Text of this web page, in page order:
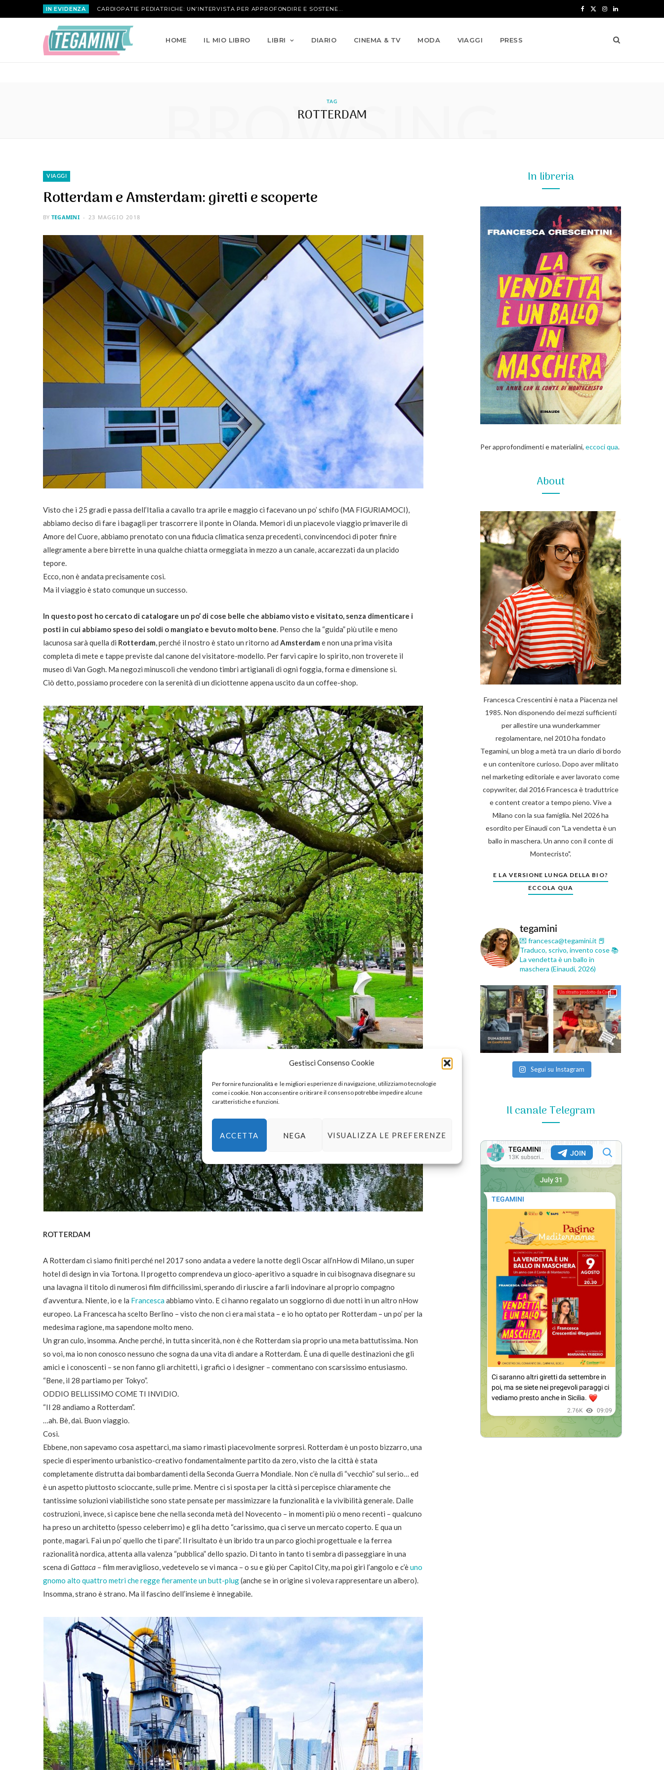
Gestisci Consenso Cookie
Per fornire funzionalità e le migliori esperienze di navigazione, utilizziamo tecnologie
come i cookie. Non acconsentire o ritirare il consenso potrebbe impedire alcune
caratteristiche e funzioni.
ACCETTA NEGA VISUALIZZA LE PREFERENZE
IN EVIDENZA MARIA ATTANASIO | LA ROSA INVERSA I L
n
HOME IL MIO LIBRO LIBRI DIARIO CINEMA & TV MODA VIAGGI PRESS
TAG
ROTTERDAM
BROWSING
VIAGGI
Rotterdam e Amsterdam: giretti e scoperte
BY TEGAMINI 23 MAGGIO 2018
Visto che i 25 gradi e passa dell’Italia a cavallo tra aprile e maggio ci facevano un po’ schifo (MA FIGURIAMOCI),
abbiamo deciso di fare i bagagli per trascorrere il ponte in Olanda. Memori di un piacevole viaggio primaverile di
Amore del Cuore, abbiamo prenotato con una fiducia climatica senza precedenti, convincendoci di poter finire
allegramente a bere birrette in una qualche chiatta ormeggiata in mezzo a un canale, accarezzati da un placido
tepore.
Ecco, non è andata precisamente così.
Ma il viaggio è stato comunque un successo.
In questo post ho cercato di catalogare un po’ di cose belle che abbiamo visto e visitato, senza dimenticare i
posti in cui abbiamo speso dei soldi o mangiato e bevuto molto bene. Penso che la “guida” più utile e meno
lacunosa sarà quella di Rotterdam, perché il nostro è stato un ritorno ad Amsterdam e non una prima visita
completa di mete e tappe previste dal canone del visitatore-modello. Per farvi capire lo spirito, non troverete il
museo di Van Gogh. Ma negozi minuscoli che vendono timbri artigianali di ogni foggia, forma e dimensione sì.
Ciò detto, possiamo procedere con la serenità di un diciottenne appena uscito da un coffee-shop.
ROTTERDAM
A Rotterdam ci siamo finiti perché nel 2017 sono andata a vedere la notte degli Oscar all’nHow di Milano, un super
hotel di design in via Tortona. Il progetto comprendeva un gioco-aperitivo a squadre in cui bisognava disegnare su
una lavagna il titolo di numerosi film difficilissimi, sperando di riuscire a farli indovinare al proprio compagno
d’avventura. Niente, io e la Francescaabbiamo vinto. E ci hanno regalato un soggiorno di due notti in un altro nHow
europeo. La Francesca ha scelto Berlino – visto che non ci era mai stata – e io ho optato per Rotterdam – un po’ per la
medesima ragione, ma sapendone molto meno.
Un gran culo, insomma. Anche perché, in tutta sincerità, non è che Rotterdam sia proprio una meta battutissima. Non
so voi, ma io non conosco nessuno che sogna da una vita di andare a Rotterdam. È una di quelle destinazioni che gli
amici e i conoscenti – se non fanno gli architetti, i grafici o i designer – commentano con scarsissimo entusiasmo.
“Bene, il 28 partiamo per Tokyo”.
ODDIO BELLISSIMO COME TI INVIDIO.
“Il 28 andiamo a Rotterdam”.
…ah. Bè, dai. Buon viaggio.
Così.
Ebbene, non sapevamo cosa aspettarci, ma siamo rimasti piacevolmente sorpresi. Rotterdam è un posto bizzarro, una
specie di esperimento urbanistico-creativo fondamentalmente partito da zero, visto che la città è stata
completamente distrutta dai bombardamenti della Seconda Guerra Mondiale. Non c’è nulla di “vecchio” sul serio… ed
è un aspetto piuttosto scioccante, sulle prime. Mentre ci si sposta per la città si percepisce chiaramente che
tantissime soluzioni viabilistiche sono state pensate per massimizzare la funzionalità e la vivibilità generale. Dalle
costruzioni, invece, si capisce bene che nella seconda metà del Novecento – in momenti più o meno recenti – qualcuno
ha preso un architetto (spesso celeberrimo) e gli ha detto “carissimo, qua ci serve un mercato coperto. E qua un
ponte, magari. Fai un po’ quello che ti pare”. Il risultato è un ibrido tra un parco giochi progettuale e la ferrea
razionalità nordica, attenta alla valenza “pubblica” dello spazio. Di tanto in tanto ti sembra di passeggiare in una
scena di Gattaca – film meraviglioso, vedetevelo se vi manca – o su e giù per Capitol City, ma poi giri l’angolo e c’èuno
gnomo alto quattro metri che regge fieramente un butt-plug(anche se in origine si voleva rappresentare un albero).
Insomma, strano è strano. Ma il fascino dell’insieme è innegabile.
In libreria
Per approfondimenti e materialini, eccoci qua.
About
Francesca Crescentini è nata a Piacenza nel
1985. Non disponendo dei mezzi sufficienti
per allestire una wunderkammer
regolamentare, nel 2010 ha fondato
Tegamini, un blog a metà tra un diario di bordo
e un contenitore curioso. Dopo aver militato
nel marketing editoriale e aver lavorato come
copywriter, dal 2016 Francesca è traduttrice
e content creator a tempo pieno. Vive a
Milano con la sua famiglia. Nel 2026 ha
esordito per Einaudi con "La vendetta è un
ballo in maschera. Un anno con il conte di
Montecristo".
E LA VERSIONE LUNGA DELLA BIO?
ECCOLA QUA
tegamini
💌 francesca@tegamini.it 📕
Traduco, scrivo, invento cose 📚
La vendetta è un ballo in
maschera (Einaudi, 2026)
Segui su Instagram
Il canale Telegram